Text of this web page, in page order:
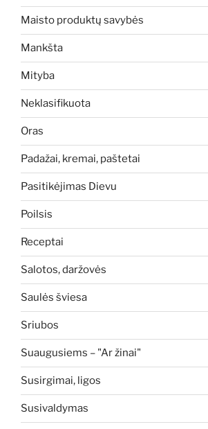
Maisto produktų savybės
Mankšta
Mityba
Neklasifikuota
Oras
Padažai, kremai, paštetai
Pasitikėjimas Dievu
Poilsis
Receptai
Salotos, daržovės
Saulės šviesa
Sriubos
Suaugusiems – "Ar žinai"
Susirgimai, ligos
Susivaldymas